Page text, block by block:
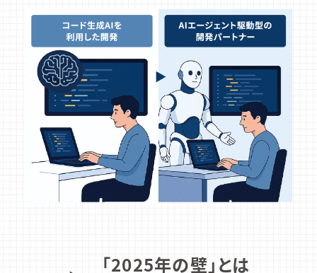
「2025年の壁」とは